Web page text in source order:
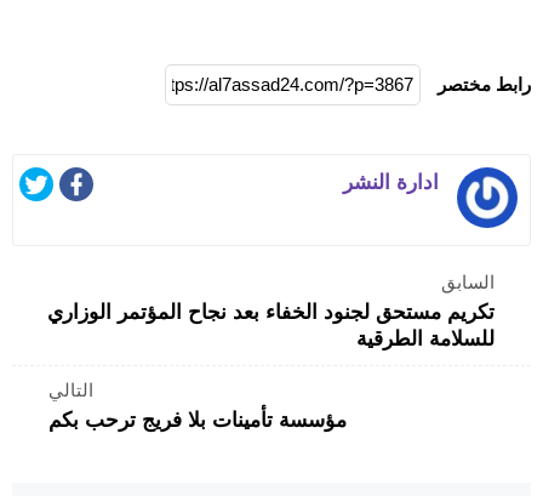
رابط مختصر
ادارة النشر
السابق
تكريم مستحق لجنود الخفاء بعد نجاح المؤتمر الوزاري
للسلامة الطرقية
التالي
مؤسسة تأمينات بلا فريج ترحب بكم